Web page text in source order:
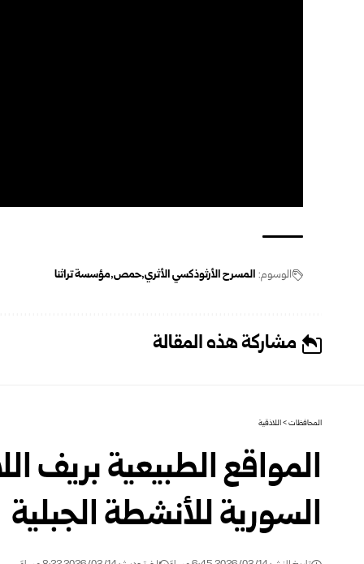
الوسوم: المسرح الأرثوذكسي الأثري حمص مؤسسة تراثنا
مشاركة هذه المقالة
المحافظات>اللاذقية
المواقع الطبيعية بريف
السورية للأنشطة الجبلية